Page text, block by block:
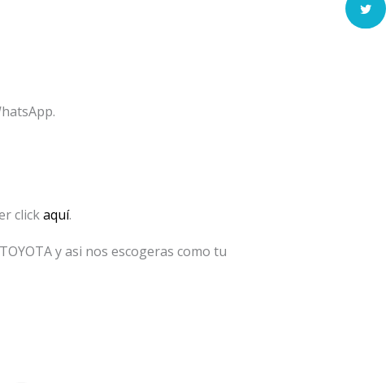
clickaquí.
y asi nos escogeras como tu